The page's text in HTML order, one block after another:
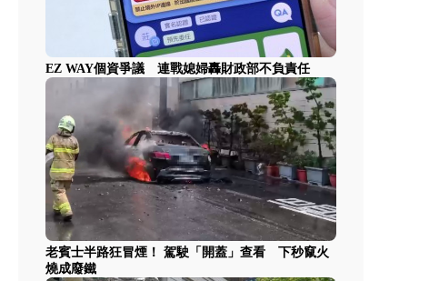
EZ WAY個資爭議 連戰媳婦轟財政部不負責任
老賓士半路狂冒煙！ 駕駛「開蓋」查看 下秒竄火
燒成廢鐵